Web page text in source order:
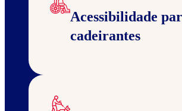
Acessibilidade
cadeirantes